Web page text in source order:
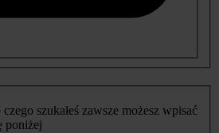
szukałeś zawsze możesz wpisać
poniżej